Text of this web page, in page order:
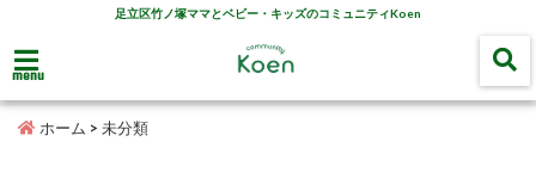
足立区竹ノ塚ママとベビー・キッズのコミュニティKoen
menu
ホーム > 未分類